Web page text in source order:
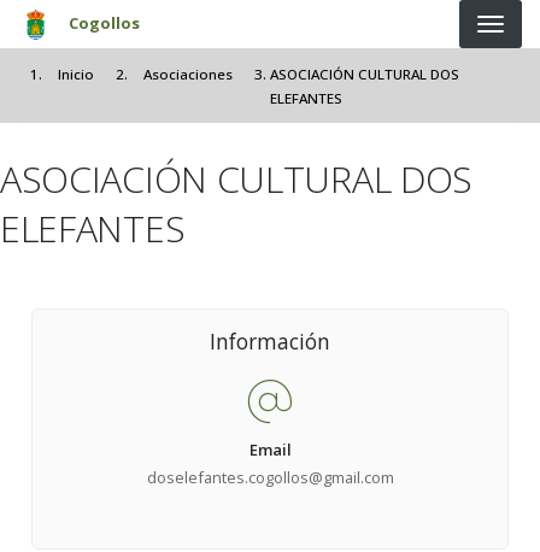
Pasar al contenido principal
Cogollos
Inicio Asociaciones
ASOCIACIÓN CULTURAL DOS
ELEFANTES
ASOCIACIÓN CULTURAL DOS
ELEFANTES
Información
Email
doselefantes.cogollos@gmail.com